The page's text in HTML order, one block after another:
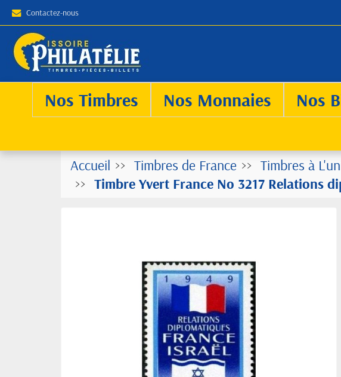
Contactez-nous
Nos Timbres Nos Monnaies Nos
Accueil Timbres de France Timbres à
Timbre Yvert France No 3217 Relations